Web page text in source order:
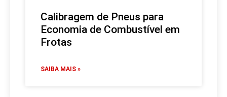
Calibragem de Pneus para
Economia de Combustível em
Frotas
SAIBA MAIS »